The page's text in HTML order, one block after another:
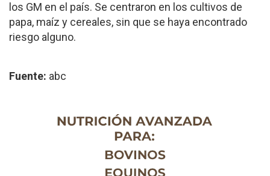
los GM en el país. Se centraron en los cultivos de
papa, maíz y cereales, sin que se haya encontrado
riesgo alguno.
Fuente: abc